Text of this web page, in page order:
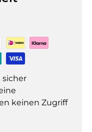
sicher
keinen Zugriff